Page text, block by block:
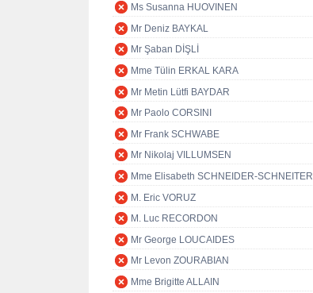
Ms Susanna HUOVINEN
Mr Deniz BAYKAL
Mr Şaban DİŞLİ
Mme Tülin ERKAL KARA
Mr Metin Lütfi BAYDAR
Mr Paolo CORSINI
Mr Frank SCHWABE
Mr Nikolaj VILLUMSEN
Mme Elisabeth SCHNEIDER-SCHNEITER
M. Eric VORUZ
M. Luc RECORDON
Mr George LOUCAIDES
Mr Levon ZOURABIAN
Mme Brigitte ALLAIN